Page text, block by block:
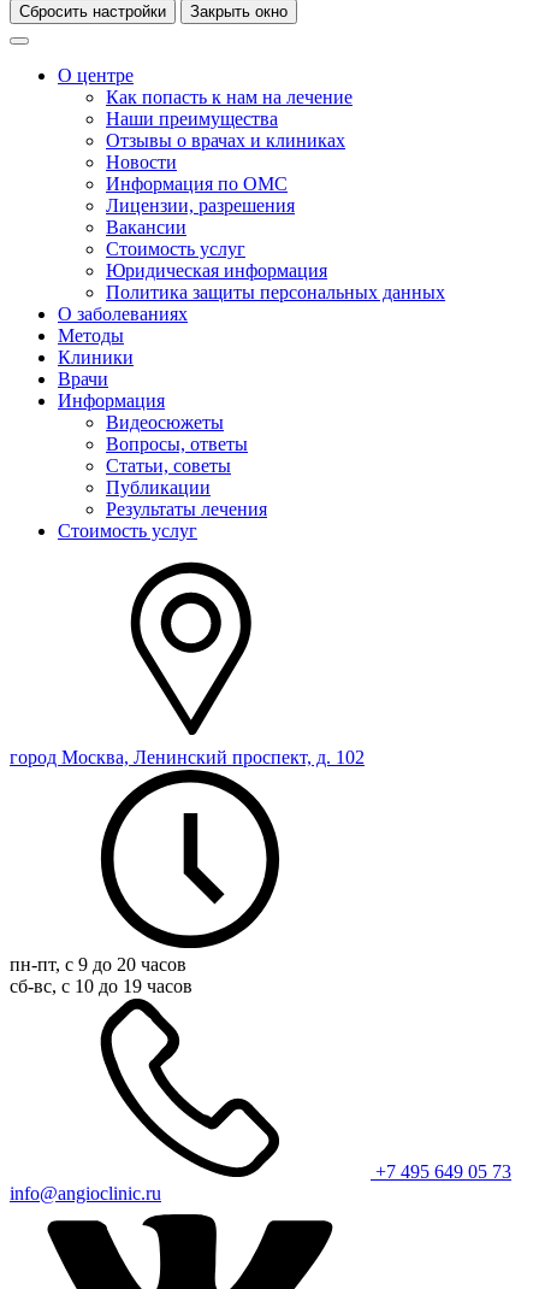
Сбросить настройки Закрыть окно
О центре
Как попасть к нам на лечение
Наши преимущества
Отзывы о врачах и клиниках
Новости
Информация по ОМС
Лицензии, разрешения
Вакансии
Стоимость услуг
Юридическая информация
Политика защиты персональных данных
О заболеваниях
Методы
Клиники
Врачи
Информация
Видеосюжеты
Вопросы, ответы
Статьи, советы
Публикации
Результаты лечения
Стоимость услуг
город Москва, Ленинский проспект, д. 102
пн-пт, с 9 до 20 часов
сб-вс, с 10 до 19 часов
+7 495 649 05 73
info@angioclinic.ru